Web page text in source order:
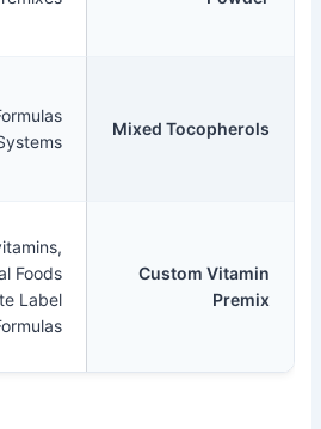
Mixed
Antioxidant Formulas
And Oil Systems
Custom
Multivitamins,
Functional Foods
And Private Label